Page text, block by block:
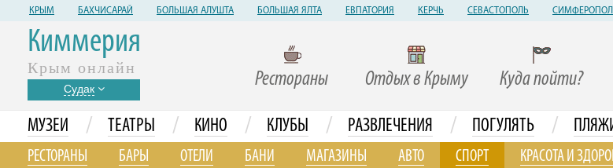
КРЫМ БАХЧИСАРАЙ БОЛЬШАЯ АЛУШТА БОЛЬШАЯ ЯЛТА ЕВПАТОРИЯ КЕРЧЬ СЕВАСТОПОЛЬ
Киммерия
Крым онлайн
Судак Рестораны Отдых в Крыму Куда пойти?
МУЗЕИ / ТЕАТРЫ / КИНО / КЛУБЫ / РАЗВЛЕЧЕНИЯ / ПОГУЛЯТЬ /
РЕСТОРАНЫ БАРЫ ОТЕЛИ БАНИ МАГАЗИНЫ АВТО СПОРТ КРАСОТА И